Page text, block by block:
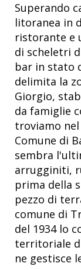
Superando
litoranea in
ristorante e
di scheletri
bar in stato
delimita la
Giorgio,
da famiglie
troviamo
Comune di
sembra
arrugginiti,
prima della
pezzo di
comune di
del 1934 lo
territoriale
ne gestisce